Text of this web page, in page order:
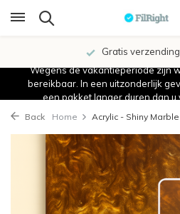
Gratis
Wegens de vakantieperiode zijn
bereikbaar. In een uitzonderlijk
een pakket langer duren dan u
Back Home Acrylic - Shiny